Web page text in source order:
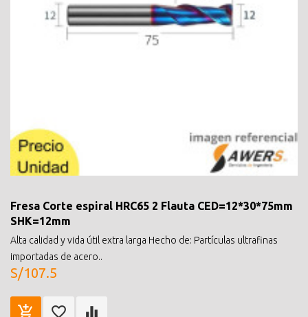
Fresa Corte espiral HRC65 2 Flauta CED=12*30*75mm
SHK=12mm
Alta calidad y vida útil extra larga Hecho de: Partículas ultrafinas
importadas de acero..
S/107.5